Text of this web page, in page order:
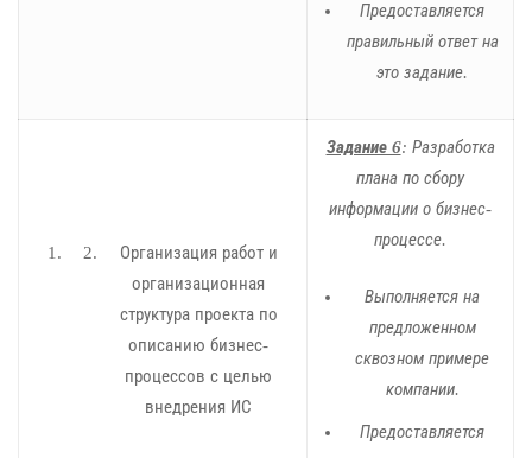
Предоставляется
правильный ответ на
это задание.
Организация работ и
организационная
структура проекта по
описанию бизнес-
процессов с целью
внедрения ИС
Задание 6: Разработка
плана по сбору
информации о бизнес-
процессе.
Выполняется на
предложенном
сквозном примере
компании.
Предоставляется